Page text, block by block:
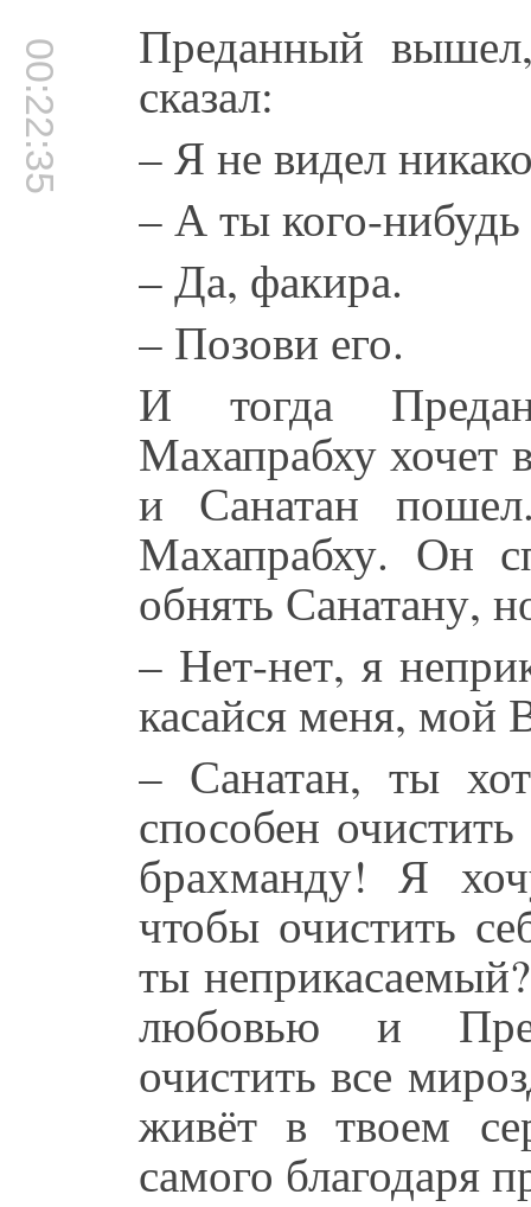
00:22:35 Преданный
сказал:
– Я не видел
– А ты кого-
– Да, факира.
– Позови его.
И тогда
Махапрабху хочет
и Санатан
Махапрабху. Он
обнять Санатану,
– Нет-нет, я
касайся меня, мой
– Санатан, ты
способен
брахманду! Я
чтобы очистить
ты
любовью и
очистить все
живёт в твоем
самого благодаря